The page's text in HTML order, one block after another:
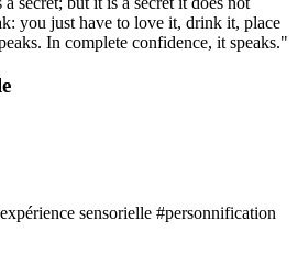
you just have to love it, drink it, place
In complete confidence, it speaks."
sensorielle #personnification